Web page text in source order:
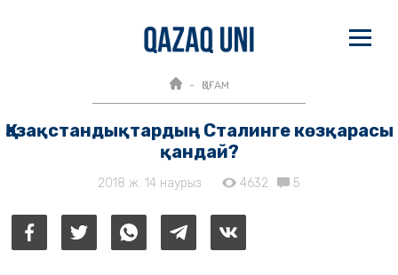
ҚОҒАМ
Қазақстандықтардың Сталинге көзқарасы
қандай?
2018 ж. 14 наурыз 4632 5